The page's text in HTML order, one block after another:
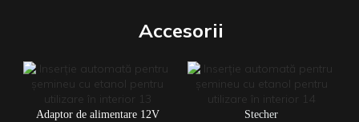
Accesorii
Adaptor de alimentare 12V Stecher